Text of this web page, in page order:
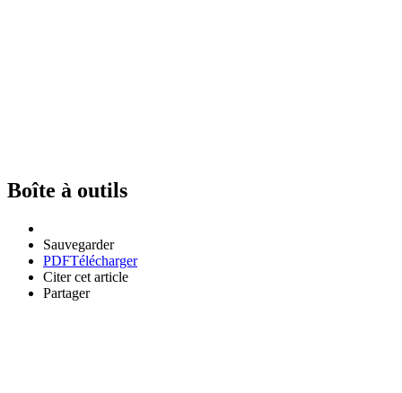
Boîte à outils
Sauvegarder
PDFTélécharger
Citer cet article
Partager